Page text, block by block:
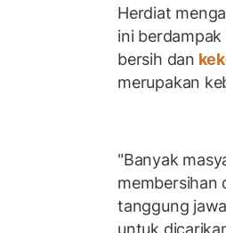
Herdiat
ini
bersih dan
merupakan
"Banyak
membersihan
tanggung
untuk